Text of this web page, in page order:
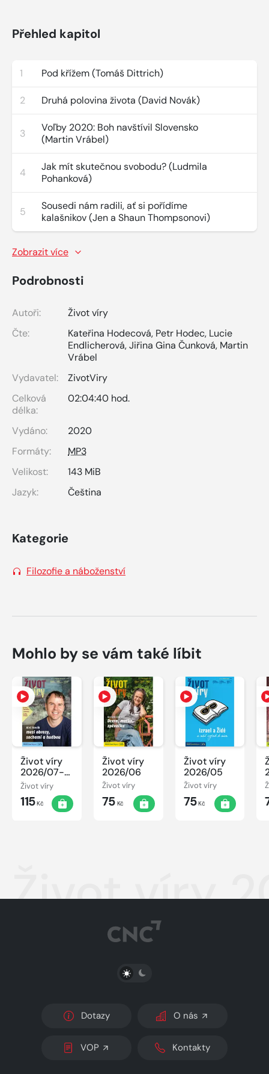
Přehled kapitol
1 Pod křížem (Tomáš Dittrich)
2 Druhá polovina života (David Novák)
3
Voľby 2020: Boh navštívil Slovensko
(Martin Vrábel)
4
Jak mít skutečnou svobodu? (Ludmila
Pohanková)
5
Sousedi nám radili, ať si pořídíme
kalašnikov (Jen a Shaun Thompsonovi)
Zobrazit více
Podrobnosti
Autoři:
Život víry
Čte:
Kateřina Hodecová, Petr Hodec, Lucie
Endlicherová,Jiřina Gina Čunková, Martin
Vrábel
Vydavatel:
ZivotViry
Celková
délka:
02:04:40 hod.
Vydáno:
2020
Formáty:
MP3
Velikost:
143 MiB
Jazyk:
Čeština
Kategorie
Filozofie a náboženství
Mohlo by se vám také líbit
Život víry
2026/07-
08
Život víry
115Kč
Život víry
2026/06
Život víry
75Kč
Život víry
2026/05
Život víry
75Kč
Život víry
PŘEPNOUT SVĚTLÝ/TMAVÝ REŽIM
Dotazy O nás
VOP Kontakty